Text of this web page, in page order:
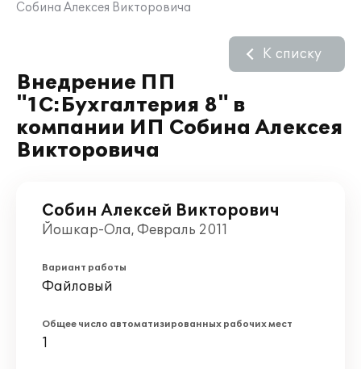
Собина Алексея Викторовича
Внедрение ПП
"1С:Бухгалтерия 8" в
компании ИП Собина Алексея
Викторовича
К списку
Собин Алексей Викторович
Йошкар-Ола, Февраль 2011
Вариант работы
Файловый
Общее число автоматизированных рабочих мест
1